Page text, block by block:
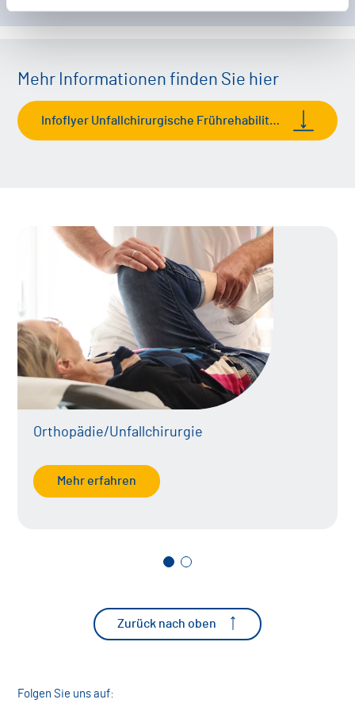
Mehr Informationen finden Sie hier
Infoflyer Unfallchirurgische Frührehabilitation
Orthopädie/Unfallchirurgie
Mehr erfahren
Folgen Sie uns auf:
Zurück nach oben